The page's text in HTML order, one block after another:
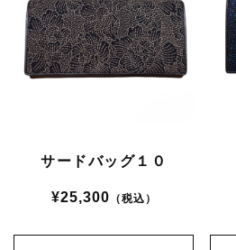
サードバッグ１０
¥25,300 （税込）